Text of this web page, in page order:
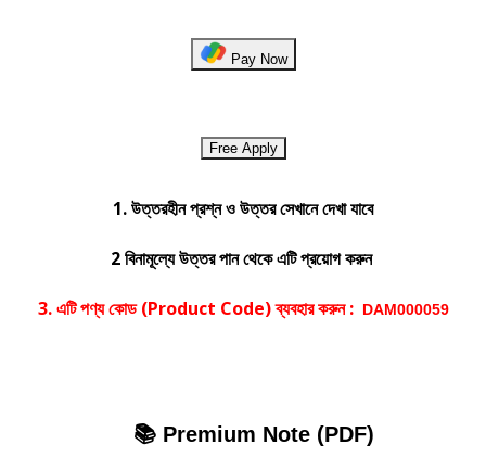
Pay Now
Free Apply
1. উত্তরহীন প্রশ্ন ও উত্তর সেখানে দেখা যাবে
2 বিনামূল্যে উত্তর পান থেকে এটি প্রয়োগ করুন
3. এটি পণ্য কোড (Product Code) ব্যবহার করুন : DAM000059
📚 Premium Note (PDF)